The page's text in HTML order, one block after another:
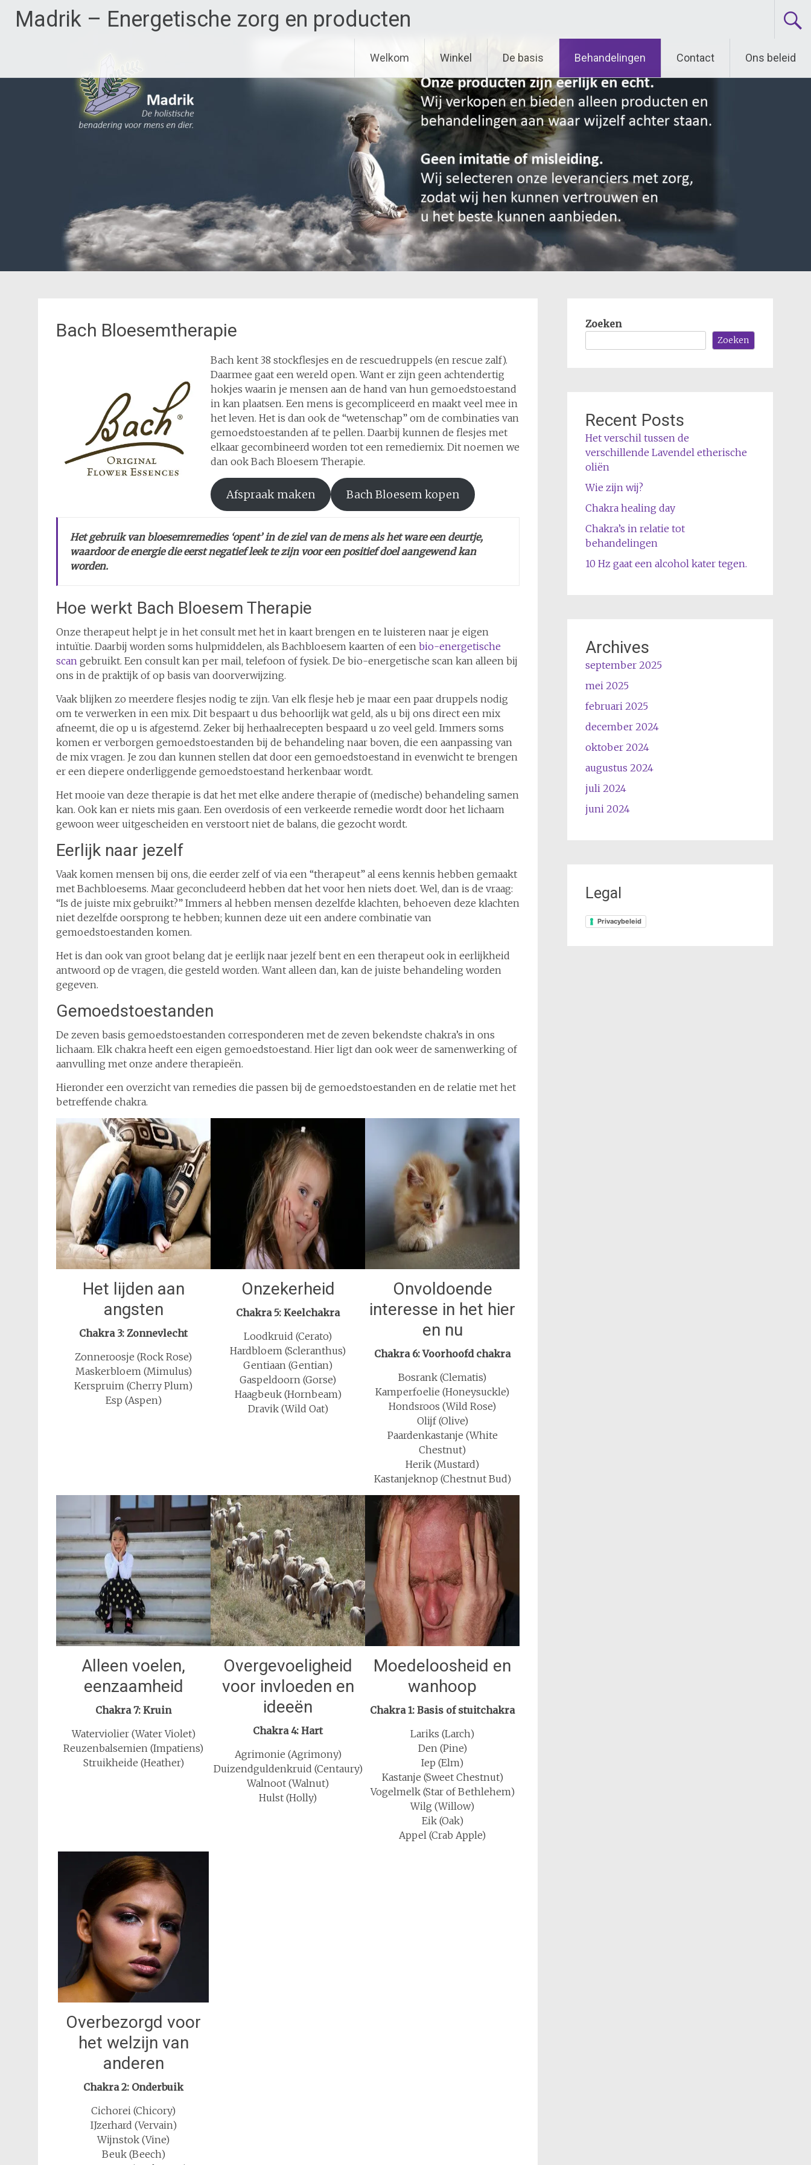
Madrik – Energetische zorg en producten
Welkom Winkel De basis Behandelingen Contact Ons beleid
Bach Bloesemtherapie
Bach kent 38 stockflesjes en de rescuedruppels (en rescue zalf).
Daarmee gaat een wereld open. Want er zijn geen achtendertig
hokjes waarin je mensen aan de hand van hun gemoedstoestand
in kan plaatsen. Een mens is gecompliceerd en maakt veel mee in
het leven. Het is dan ook de “wetenschap” om de combinaties van
gemoedstoestanden af te pellen. Daarbij kunnen de flesjes met
elkaar gecombineerd worden tot een remediemix. Dit noemen we
dan ook Bach Bloesem Therapie.
Afspraak maken Bach Bloesem kopen
Het gebruik van bloesemremedies ‘opent’ in de ziel van de mens als het ware een deurtje,
waardoor de energie die eerst negatief leek te zijn voor een positief doel aangewend kan
worden.
Hoe werkt Bach Bloesem Therapie
Onze therapeut helpt je in het consult met het in kaart brengen en te luisteren naar je eigen
intuïtie. Daarbij worden soms hulpmiddelen, als Bachbloesem kaarten of een bio-energetische
scan gebruikt. Een consult kan per mail, telefoon of fysiek. De bio-energetische scan kan alleen bij
ons in de praktijk of op basis van doorverwijzing.
Vaak blijken zo meerdere flesjes nodig te zijn. Van elk flesje heb je maar een paar druppels nodig
om te verwerken in een mix. Dit bespaart u dus behoorlijk wat geld, als u bij ons direct een mix
afneemt, die op u is afgestemd. Zeker bij herhaalrecepten bespaard u zo veel geld. Immers soms
komen er verborgen gemoedstoestanden bij de behandeling naar boven, die een aanpassing van
de mix vragen. Je zou dan kunnen stellen dat door een gemoedstoestand in evenwicht te brengen
er een diepere onderliggende gemoedstoestand herkenbaar wordt.
Het mooie van deze therapie is dat het met elke andere therapie of (medische) behandeling samen
kan. Ook kan er niets mis gaan. Een overdosis of een verkeerde remedie wordt door het lichaam
gewoon weer uitgescheiden en verstoort niet de balans, die gezocht wordt.
Eerlijk naar jezelf
Vaak komen mensen bij ons, die eerder zelf of via een “therapeut” al eens kennis hebben gemaakt
met Bachbloesems. Maar geconcludeerd hebben dat het voor hen niets doet. Wel, dan is de vraag:
“Is de juiste mix gebruikt?” Immers al hebben mensen dezelfde klachten, behoeven deze klachten
niet dezelfde oorsprong te hebben; kunnen deze uit een andere combinatie van
gemoedstoestanden komen.
Het is dan ook van groot belang dat je eerlijk naar jezelf bent en een therapeut ook in eerlijkheid
antwoord op de vragen, die gesteld worden. Want alleen dan, kan de juiste behandeling worden
gegeven.
Gemoedstoestanden
De zeven basis gemoedstoestanden corresponderen met de zeven bekendste chakra’s in ons
lichaam. Elk chakra heeft een eigen gemoedstoestand. Hier ligt dan ook weer de samenwerking of
aanvulling met onze andere therapieën.
Hieronder een overzicht van remedies die passen bij de gemoedstoestanden en de relatie met het
betreffende chakra.
Het lijden aan
angsten
Chakra 3: Zonnevlecht
Zonneroosje (Rock Rose)
Maskerbloem (Mimulus)
Kerspruim (Cherry Plum)
Esp (Aspen)
Onzekerheid
Chakra 5: Keelchakra
Loodkruid (Cerato)
Hardbloem (Scleranthus)
Gentiaan (Gentian)
Gaspeldoorn (Gorse)
Haagbeuk (Hornbeam)
Dravik (Wild Oat)
Onvoldoende
interesse in het hier
en nu
Chakra 6: Voorhoofd chakra
Bosrank (Clematis)
Kamperfoelie (Honeysuckle)
Hondsroos (Wild Rose)
Olijf (Olive)
Paardenkastanje (White
Chestnut)
Herik (Mustard)
Kastanjeknop (Chestnut Bud)
Alleen voelen,
eenzaamheid
Chakra 7: Kruin
Waterviolier (Water Violet)
Reuzenbalsemien (Impatiens)
Struikheide (Heather)
Overgevoeligheid
voor invloeden en
ideeën
Chakra 4: Hart
Agrimonie (Agrimony)
Duizendguldenkruid (Centaury)
Walnoot (Walnut)
Hulst (Holly)
Moedeloosheid en
wanhoop
Chakra 1: Basis of stuitchakra
Lariks (Larch)
Den (Pine)
Iep (Elm)
Kastanje (Sweet Chestnut)
Vogelmelk (Star of Bethlehem)
Wilg (Willow)
Eik (Oak)
Appel (Crab Apple)
Overbezorgd voor
het welzijn van
anderen
Chakra 2: Onderbuik
Cichorei (Chicory)
IJzerhard (Vervain)
Wijnstok (Vine)
Beuk (Beech)
Zoeken
Zoeken
Recent Posts
Het verschil tussen de
verschillende Lavendel etherische
oliën
Wie zijn wij?
Chakra healing day
Chakra’s in relatie tot
behandelingen
10 Hz gaat een alcohol kater tegen.
Archives
september 2025
mei 2025
februari 2025
december 2024
oktober 2024
augustus 2024
juli 2024
juni 2024
Legal
Privacybeleid